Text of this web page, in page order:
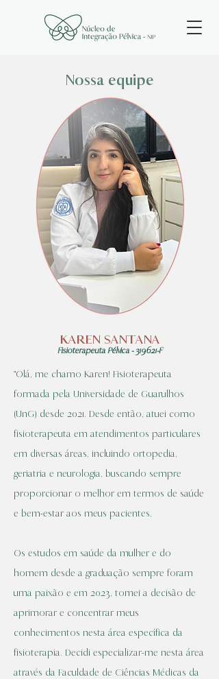
Nossa equipe
KAREN SANTANA
Fisioterapeuta Pélvica - 319621-F
"Olá, me chamo Karen! Fisioterapeuta
formada pela Universidade de Guarulhos
(UnG) desde 2021. Desde então, atuei como
fisioterapeuta em atendimentos particulares
em diversas áreas, incluindo ortopedia,
geriatria e neurologia, buscando sempre
proporcionar o melhor em termos de saúde
e bem-estar aos meus pacientes.
Os estudos em saúde da mulher e do
homem desde a graduação sempre foram
uma paixão e em 2023, tomei a decisão de
aprimorar e concentrar meus
conhecimentos nesta área específica da
fisioterapia. Decidi especializar-me nesta área
através da Faculdade de Ciências Médicas da